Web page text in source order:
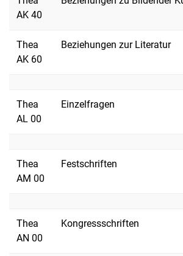
AK 40
Thea
AK 60
Beziehungen zur Literatur
Thea
AL 00
Einzelfragen
Thea
AM 00
Festschriften
Thea
AN 00
Kongressschriften